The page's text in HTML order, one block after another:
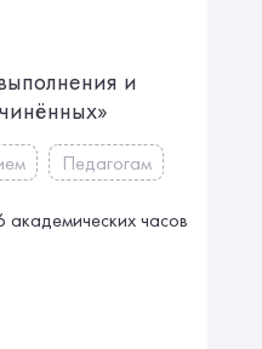
и
Педагогам
академических часов